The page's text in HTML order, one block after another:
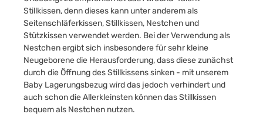
Stillkissen, denn dieses kann unter anderem als
Seitenschläferkissen, Stillkissen, Nestchen und
Stützkissen verwendet werden. Bei der Verwendung als
Nestchen ergibt sich insbesondere für sehr kleine
Neugeborene die Herausforderung, dass diese zunächst
durch die Öffnung des Stillkissens sinken - mit unserem
Baby Lagerungsbezug wird das jedoch verhindert und
auch schon die Allerkleinsten können das Stillkissen
bequem als Nestchen nutzen.